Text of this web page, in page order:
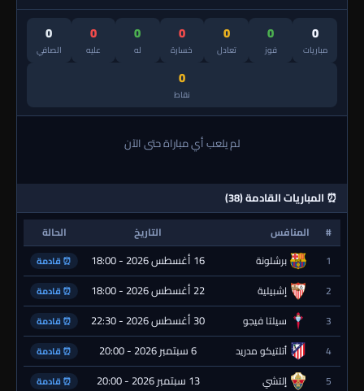
0
مباريات
0
فوز
0
تعادل
0
خسارة
0
له
0
عليه
0
الصافي
0
نقاط
لم يلعب أي مباراة حتى الآن
⏰ المباريات القادمة (38)
# المنافس التاريخ
الحالة
1
برشلونة 16 أغسطس 2026 - 18:00 ⏰ قادمة
2 إشبيلية 22 أغسطس 2026 - 18:00 ⏰ قادمة
3 سيلتا فيجو 30 أغسطس 2026 - 22:30 ⏰ قادمة
4 أتلتيكو مدريد 6 سبتمبر 2026 - 20:00 ⏰ قادمة
5 إلتشي 13 سبتمبر 2026 - 20:00 ⏰ قادمة